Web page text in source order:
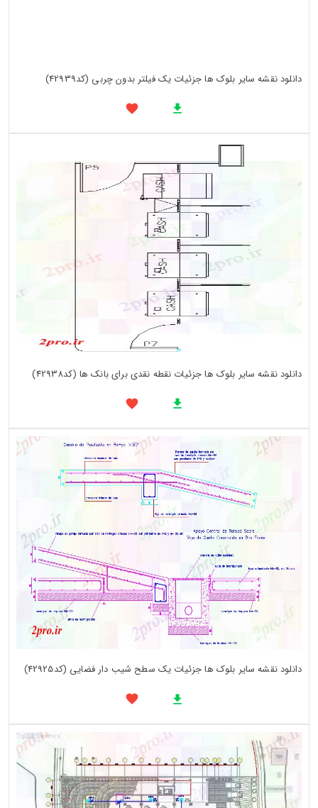
دانلود نقشه سایر بلوک ها جزئیات یک فیلتر بدون چربی (کد42939)
دانلود نقشه سایر بلوک ها جزئیات نقطه نقدی برای بانک ها (کد42938)
دانلود نقشه سایر بلوک ها جزئیات یک سطح شیب دار فضایی (کد42925)